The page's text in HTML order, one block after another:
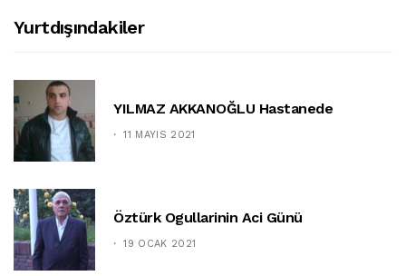
Yurtdışındakiler
YILMAZ AKKANOĞLU Hastanede
11 MAYIS 2021
Öztürk Ogullarinin Aci Günü
19 OCAK 2021